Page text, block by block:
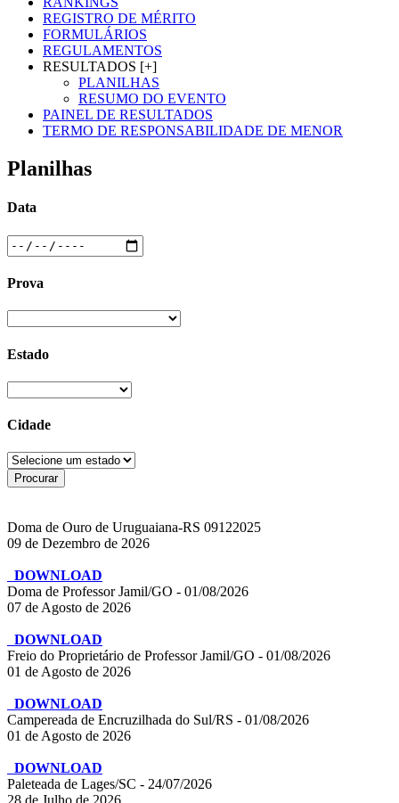
REGISTRO DE MÉRITO
FORMULÁRIOS
REGULAMENTOS
RESULTADOS [+]
PLANILHAS
RESUMO DO EVENTO
PAINEL DE RESULTADOS
TERMO DE RESPONSABILIDADE DE MENOR
Planilhas
Data
Prova
Estado
Cidade
Doma de Ouro de Uruguaiana-RS 09122025
09 de Dezembro de 2026
DOWNLOAD
Doma de Professor Jamil/GO - 01/08/2026
07 de Agosto de 2026
DOWNLOAD
Freio do Proprietário de Professor Jamil/GO - 01/08/2026
01 de Agosto de 2026
DOWNLOAD
Campereada de Encruzilhada do Sul/RS - 01/08/2026
01 de Agosto de 2026
DOWNLOAD
Paleteada de Lages/SC - 24/07/2026